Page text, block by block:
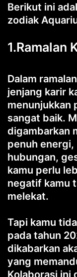
Berikut ini
zodiak
1.Ramalan
Dalam
jenjang karir
menunjukkan
sangat baik.
digambarkan
penuh energi,
hubungan,
kamu perlu
negatif kamu
melekat.
Tapi kamu
pada tahun
dikabarkan
yang
Kolaborasi ini